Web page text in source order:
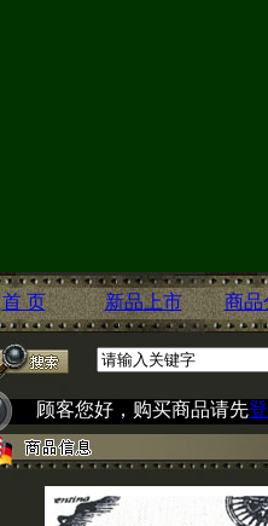
首 页 新品上市 商品
顾客您好，购买商品请先